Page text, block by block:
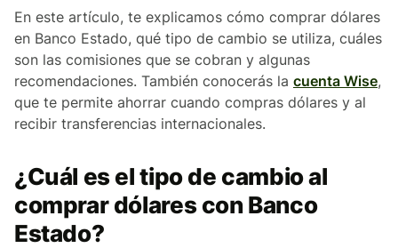
En este artículo, te explicamos cómo comprar dólares
en Banco Estado, qué tipo de cambio se utiliza, cuáles
son las comisiones que se cobran y algunas
recomendaciones. También conocerás la cuenta Wise,
que te permite ahorrar cuando compras dólares y al
recibir transferencias internacionales.
¿Cuál es el tipo de cambio al
comprar dólares con Banco
Estado?